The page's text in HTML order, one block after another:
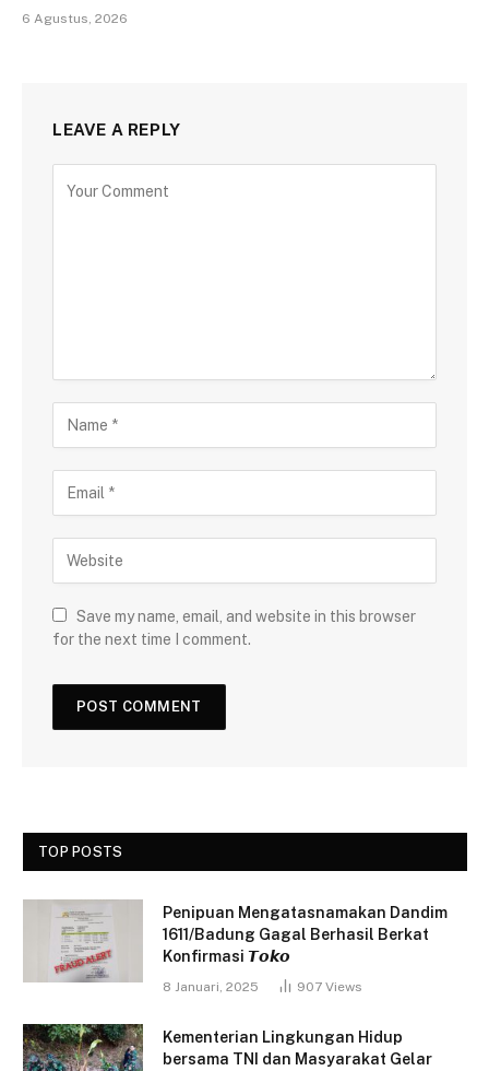
6 Agustus, 2026
LEAVE A REPLY
Save my name, email, and website in this browser
for the next time I comment.
TOP POSTS
Penipuan Mengatasnamakan Dandim
1611/Badung Gagal Berhasil Berkat
Konfirmasi 𝙏𝙤𝙠𝙤
8 Januari, 2025 907 Views
Kementerian Lingkungan Hidup
bersama TNI dan Masyarakat Gelar